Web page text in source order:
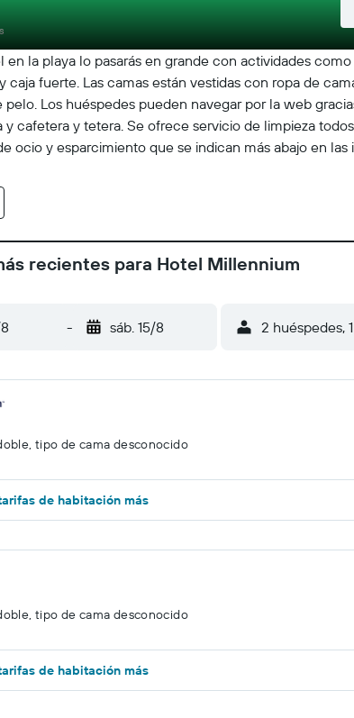
en la playa lo pasarás en grande con actividades
caja fuerte. Las camas están vestidas con ropa de
pelo. Los huéspedes pueden navegar por la web
y cafetera y tetera. Se ofrece servicio de limpieza
ocio y esparcimiento que se indican más abajo en
recientes para Hotel Millennium
- sáb. 15/8 2 huéspedes, 1
tipo de cama desconocido
de habitación más
tipo de cama desconocido
de habitación más